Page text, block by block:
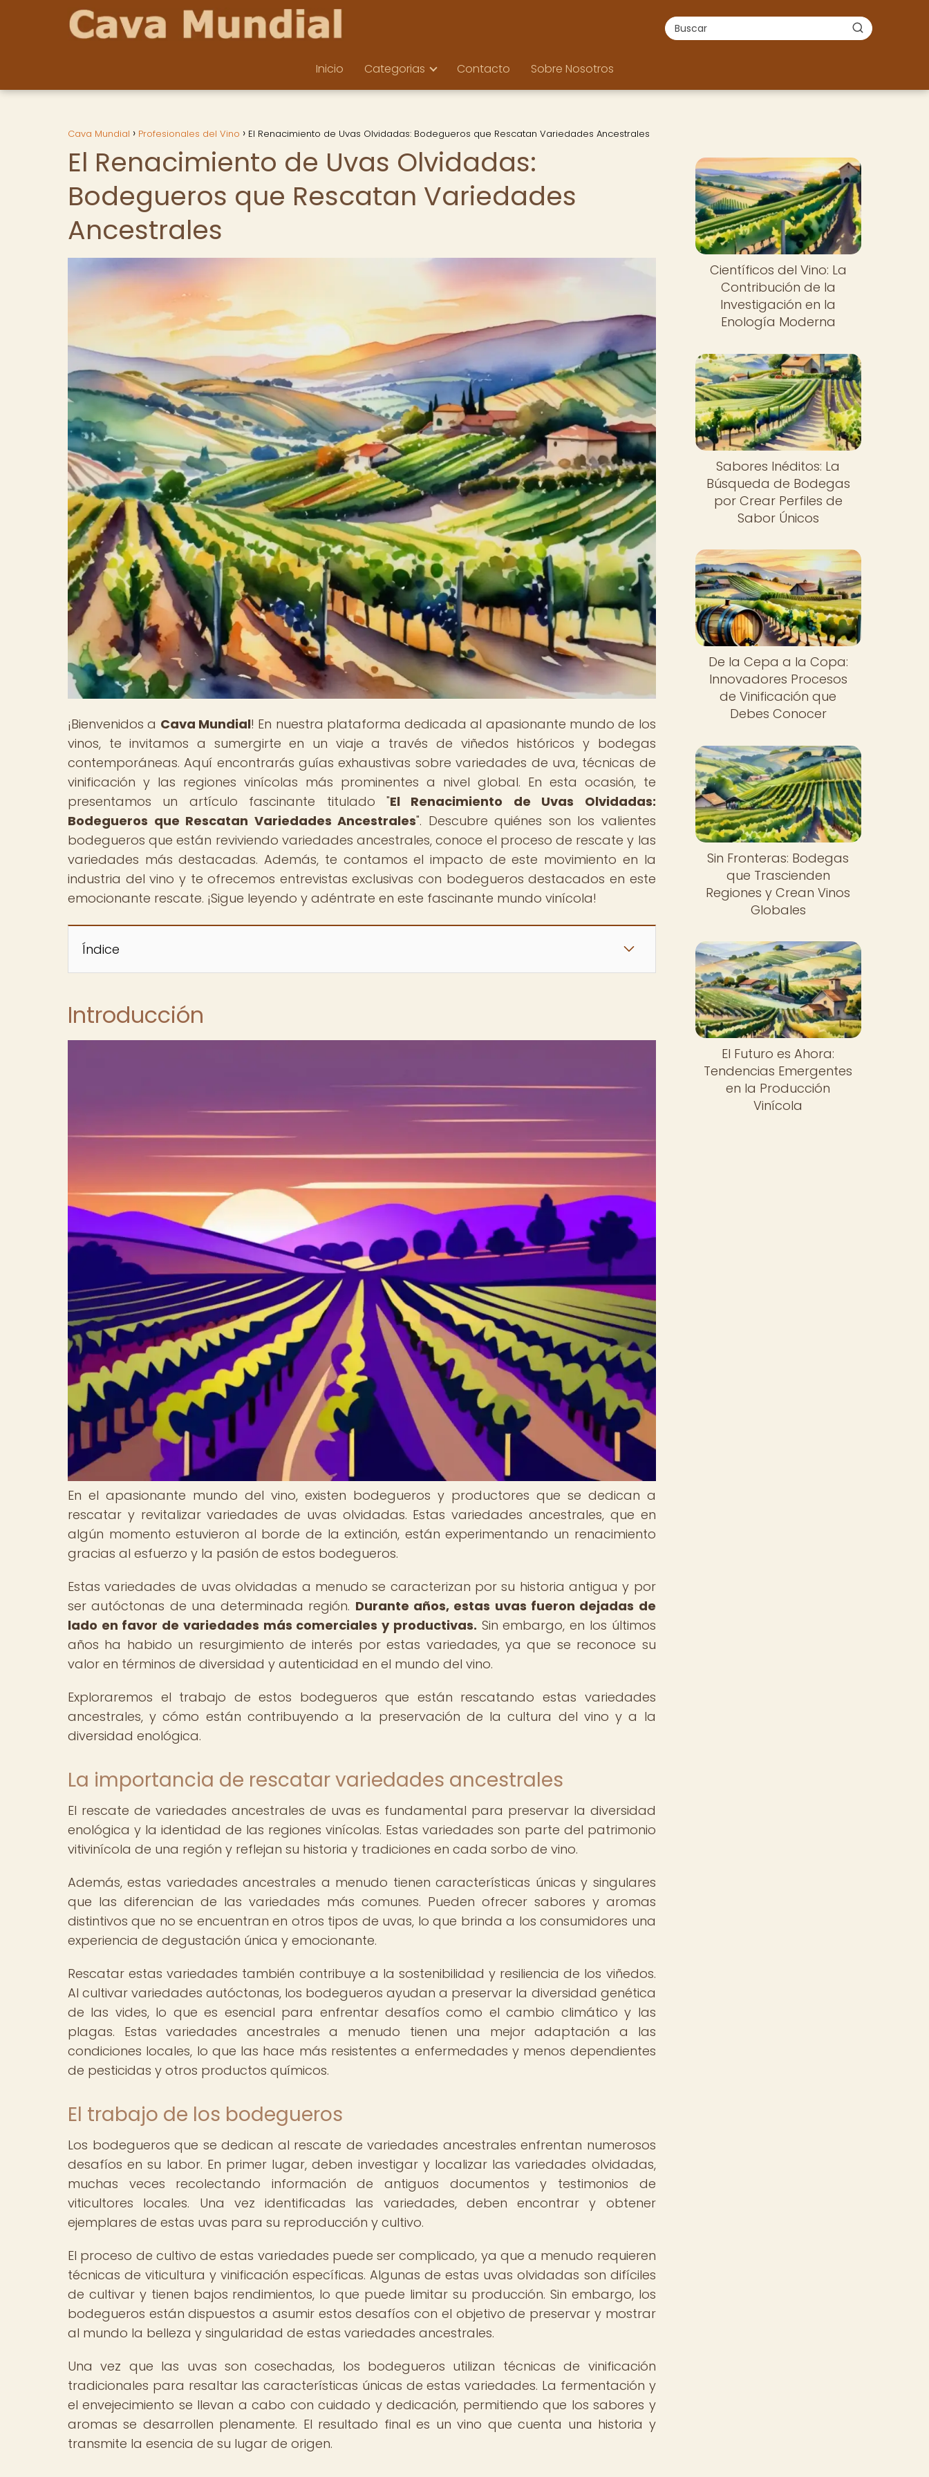
Inicio Categorias Contacto Sobre Nosotros
Cava Mundial Profesionales del Vino El Renacimiento de Uvas Olvidadas: Bodegueros que Rescatan Variedades Ancestrales
El Renacimiento de Uvas Olvidadas:
Bodegueros que Rescatan Variedades
Ancestrales
¡Bienvenidos a Cava Mundial! En nuestra plataforma dedicada al apasionante mundo de los
vinos, te invitamos a sumergirte en un viaje a través de viñedos históricos y bodegas
contemporáneas. Aquí encontrarás guías exhaustivas sobre variedades de uva, técnicas de
vinificación y las regiones vinícolas más prominentes a nivel global. En esta ocasión, te
presentamos un artículo fascinante titulado "El Renacimiento de Uvas Olvidadas:
Bodegueros que Rescatan Variedades Ancestrales". Descubre quiénes son los valientes
bodegueros que están reviviendo variedades ancestrales, conoce el proceso de rescate y las
variedades más destacadas. Además, te contamos el impacto de este movimiento en la
industria del vino y te ofrecemos entrevistas exclusivas con bodegueros destacados en este
emocionante rescate. ¡Sigue leyendo y adéntrate en este fascinante mundo vinícola!
Índice
Introducción
En el apasionante mundo del vino, existen bodegueros y productores que se dedican a
rescatar y revitalizar variedades de uvas olvidadas. Estas variedades ancestrales, que en
algún momento estuvieron al borde de la extinción, están experimentando un renacimiento
gracias al esfuerzo y la pasión de estos bodegueros.
Estas variedades de uvas olvidadas a menudo se caracterizan por su historia antigua y por
ser autóctonas de una determinada región. Durante años, estas uvas fueron dejadas de
lado en favor de variedades más comerciales y productivas. Sin embargo, en los últimos
años ha habido un resurgimiento de interés por estas variedades, ya que se reconoce su
valor en términos de diversidad y autenticidad en el mundo del vino.
Exploraremos el trabajo de estos bodegueros que están rescatando estas variedades
ancestrales, y cómo están contribuyendo a la preservación de la cultura del vino y a la
diversidad enológica.
La importancia de rescatar variedades ancestrales
El rescate de variedades ancestrales de uvas es fundamental para preservar la diversidad
enológica y la identidad de las regiones vinícolas. Estas variedades son parte del patrimonio
vitivinícola de una región y reflejan su historia y tradiciones en cada sorbo de vino.
Además, estas variedades ancestrales a menudo tienen características únicas y singulares
que las diferencian de las variedades más comunes. Pueden ofrecer sabores y aromas
distintivos que no se encuentran en otros tipos de uvas, lo que brinda a los consumidores una
experiencia de degustación única y emocionante.
Rescatar estas variedades también contribuye a la sostenibilidad y resiliencia de los viñedos.
Al cultivar variedades autóctonas, los bodegueros ayudan a preservar la diversidad genética
de las vides, lo que es esencial para enfrentar desafíos como el cambio climático y las
plagas. Estas variedades ancestrales a menudo tienen una mejor adaptación a las
condiciones locales, lo que las hace más resistentes a enfermedades y menos dependientes
de pesticidas y otros productos químicos.
El trabajo de los bodegueros
Los bodegueros que se dedican al rescate de variedades ancestrales enfrentan numerosos
desafíos en su labor. En primer lugar, deben investigar y localizar las variedades olvidadas,
muchas veces recolectando información de antiguos documentos y testimonios de
viticultores locales. Una vez identificadas las variedades, deben encontrar y obtener
ejemplares de estas uvas para su reproducción y cultivo.
El proceso de cultivo de estas variedades puede ser complicado, ya que a menudo requieren
técnicas de viticultura y vinificación específicas. Algunas de estas uvas olvidadas son difíciles
de cultivar y tienen bajos rendimientos, lo que puede limitar su producción. Sin embargo, los
bodegueros están dispuestos a asumir estos desafíos con el objetivo de preservar y mostrar
al mundo la belleza y singularidad de estas variedades ancestrales.
Una vez que las uvas son cosechadas, los bodegueros utilizan técnicas de vinificación
tradicionales para resaltar las características únicas de estas variedades. La fermentación y
el envejecimiento se llevan a cabo con cuidado y dedicación, permitiendo que los sabores y
aromas se desarrollen plenamente. El resultado final es un vino que cuenta una historia y
transmite la esencia de su lugar de origen.
Científicos del Vino: La
Contribución de la
Investigación en la
Enología Moderna
Sabores Inéditos: La
Búsqueda de Bodegas
por Crear Perfiles de
Sabor Únicos
De la Cepa a la Copa:
Innovadores Procesos
de Vinificación que
Debes Conocer
Sin Fronteras: Bodegas
que Trascienden
Regiones y Crean Vinos
Globales
El Futuro es Ahora:
Tendencias Emergentes
en la Producción
Vinícola